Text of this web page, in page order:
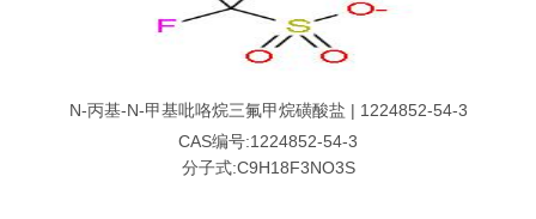
N-丙基-N-甲基吡咯烷三氟甲烷磺酸盐 | 1224852-54-3
CAS编号:1224852-54-3
分子式:C9H18F3NO3S